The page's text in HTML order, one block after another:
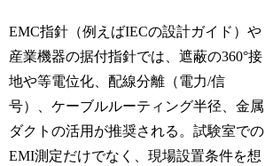
EMC指針（例えばIECの設計ガイド）や
産業機器の据付指針では、遮蔽の360°接
地や等電位化、配線分離（電力/信
号）、ケーブルルーティング半径、金属
ダクトの活用が推奨される。試験室での
EMI測定だけでなく、現場設置条件を想